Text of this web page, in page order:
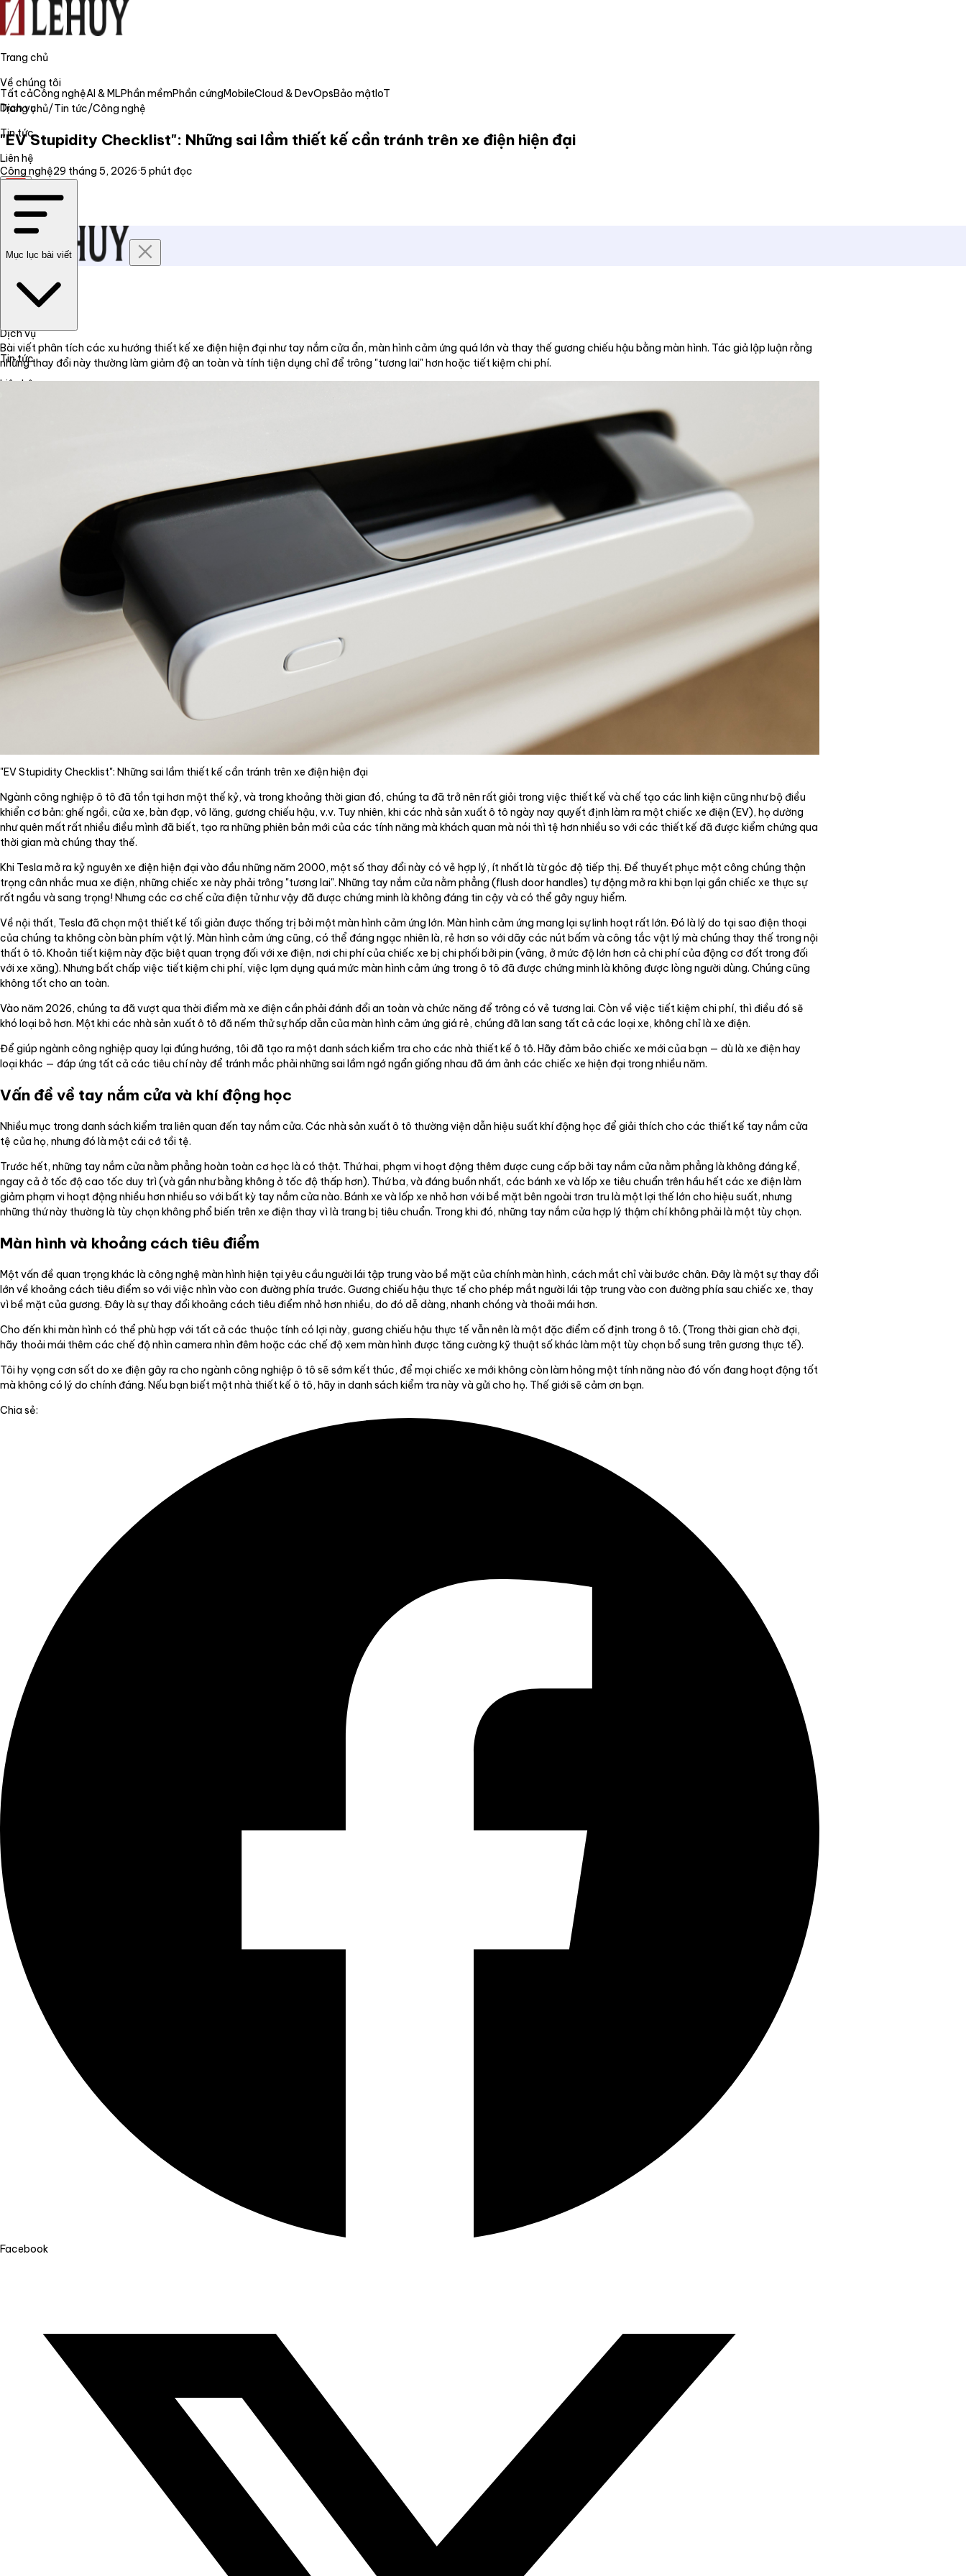
Trang chủ
Về chúng tôi
Dịch vụ
Tin tức
Liên hệ
Trang chủ
Về chúng tôi
Dịch vụ
Tin tức
Liên hệ
Tất cảCông nghệAI & MLPhần mềmPhần cứngMobileCloud & DevOpsBảo mậtIoT
Trang chủ/Tin tức/Công nghệ
"EV Stupidity Checklist": Những sai lầm thiết kế cần tránh trên xe điện hiện đại
Công nghệ29 tháng 5, 2026·5 phút đọc
Mục lục bài viết
Bài viết phân tích các xu hướng thiết kế xe điện hiện đại như tay nắm cửa ẩn, màn hình cảm ứng quá lớn và thay thế gương chiếu hậu bằng màn hình. Tác giả lập luận rằng
những thay đổi này thường làm giảm độ an toàn và tính tiện dụng chỉ để trông "tương lai" hơn hoặc tiết kiệm chi phí.
"EV Stupidity Checklist": Những sai lầm thiết kế cần tránh trên xe điện hiện đại
Ngành công nghiệp ô tô đã tồn tại hơn một thế kỷ, và trong khoảng thời gian đó, chúng ta đã trở nên rất giỏi trong việc thiết kế và chế tạo các linh kiện cũng như bộ điều
khiển cơ bản: ghế ngồi, cửa xe, bàn đạp, vô lăng, gương chiếu hậu, v.v. Tuy nhiên, khi các nhà sản xuất ô tô ngày nay quyết định làm ra một chiếc xe điện (EV), họ dường
như quên mất rất nhiều điều mình đã biết, tạo ra những phiên bản mới của các tính năng mà khách quan mà nói thì tệ hơn nhiều so với các thiết kế đã được kiểm chứng qua
thời gian mà chúng thay thế.
Khi Tesla mở ra kỷ nguyên xe điện hiện đại vào đầu những năm 2000, một số thay đổi này có vẻ hợp lý, ít nhất là từ góc độ tiếp thị. Để thuyết phục một công chúng thận
trọng cân nhắc mua xe điện, những chiếc xe này phải trông "tương lai". Những tay nắm cửa nằm phẳng (flush door handles) tự động mở ra khi bạn lại gần chiếc xe thực sự
rất ngầu và sang trọng! Nhưng các cơ chế cửa điện tử như vậy đã được chứng minh là không đáng tin cậy và có thể gây nguy hiểm.
Về nội thất, Tesla đã chọn một thiết kế tối giản được thống trị bởi một màn hình cảm ứng lớn. Màn hình cảm ứng mang lại sự linh hoạt rất lớn. Đó là lý do tại sao điện thoại
của chúng ta không còn bàn phím vật lý. Màn hình cảm ứng cũng, có thể đáng ngạc nhiên là, rẻ hơn so với dãy các nút bấm và công tắc vật lý mà chúng thay thế trong nội
thất ô tô. Khoản tiết kiệm này đặc biệt quan trọng đối với xe điện, nơi chi phí của chiếc xe bị chi phối bởi pin (vâng, ở mức độ lớn hơn cả chi phí của động cơ đốt trong đối
với xe xăng). Nhưng bất chấp việc tiết kiệm chi phí, việc lạm dụng quá mức màn hình cảm ứng trong ô tô đã được chứng minh là không được lòng người dùng. Chúng cũng
không tốt cho an toàn.
Vào năm 2026, chúng ta đã vượt qua thời điểm mà xe điện cần phải đánh đổi an toàn và chức năng để trông có vẻ tương lai. Còn về việc tiết kiệm chi phí, thì điều đó sẽ
khó loại bỏ hơn. Một khi các nhà sản xuất ô tô đã nếm thử sự hấp dẫn của màn hình cảm ứng giá rẻ, chúng đã lan sang tất cả các loại xe, không chỉ là xe điện.
Để giúp ngành công nghiệp quay lại đúng hướng, tôi đã tạo ra một danh sách kiểm tra cho các nhà thiết kế ô tô. Hãy đảm bảo chiếc xe mới của bạn — dù là xe điện hay
loại khác — đáp ứng tất cả các tiêu chí này để tránh mắc phải những sai lầm ngớ ngẩn giống nhau đã ám ảnh các chiếc xe hiện đại trong nhiều năm.
Vấn đề về tay nắm cửa và khí động học
Nhiều mục trong danh sách kiểm tra liên quan đến tay nắm cửa. Các nhà sản xuất ô tô thường viện dẫn hiệu suất khí động học để giải thích cho các thiết kế tay nắm cửa
tệ của họ, nhưng đó là một cái cớ tồi tệ.
Trước hết, những tay nắm cửa nằm phẳng hoàn toàn cơ học là có thật. Thứ hai, phạm vi hoạt động thêm được cung cấp bởi tay nắm cửa nằm phẳng là không đáng kể,
ngay cả ở tốc độ cao tốc duy trì (và gần như bằng không ở tốc độ thấp hơn). Thứ ba, và đáng buồn nhất, các bánh xe và lốp xe tiêu chuẩn trên hầu hết các xe điện làm
giảm phạm vi hoạt động nhiều hơn nhiều so với bất kỳ tay nắm cửa nào. Bánh xe và lốp xe nhỏ hơn với bề mặt bên ngoài trơn tru là một lợi thế lớn cho hiệu suất, nhưng
những thứ này thường là tùy chọn không phổ biến trên xe điện thay vì là trang bị tiêu chuẩn. Trong khi đó, những tay nắm cửa hợp lý thậm chí không phải là một tùy chọn.
Màn hình và khoảng cách tiêu điểm
Một vấn đề quan trọng khác là công nghệ màn hình hiện tại yêu cầu người lái tập trung vào bề mặt của chính màn hình, cách mắt chỉ vài bước chân. Đây là một sự thay đổi
lớn về khoảng cách tiêu điểm so với việc nhìn vào con đường phía trước. Gương chiếu hậu thực tế cho phép mắt người lái tập trung vào con đường phía sau chiếc xe, thay
vì bề mặt của gương. Đây là sự thay đổi khoảng cách tiêu điểm nhỏ hơn nhiều, do đó dễ dàng, nhanh chóng và thoải mái hơn.
Cho đến khi màn hình có thể phù hợp với tất cả các thuộc tính có lợi này, gương chiếu hậu thực tế vẫn nên là một đặc điểm cố định trong ô tô. (Trong thời gian chờ đợi,
hãy thoải mái thêm các chế độ nhìn camera nhìn đêm hoặc các chế độ xem màn hình được tăng cường kỹ thuật số khác làm một tùy chọn bổ sung trên gương thực tế).
Tôi hy vọng cơn sốt do xe điện gây ra cho ngành công nghiệp ô tô sẽ sớm kết thúc, để mọi chiếc xe mới không còn làm hỏng một tính năng nào đó vốn đang hoạt động tốt
mà không có lý do chính đáng. Nếu bạn biết một nhà thiết kế ô tô, hãy in danh sách kiểm tra này và gửi cho họ. Thế giới sẽ cảm ơn bạn.
Chia sẻ:
Facebook